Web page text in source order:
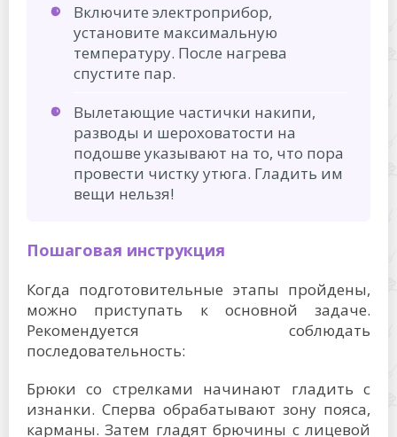
Включите электроприбор,
установите максимальную
температуру. После нагрева
спустите пар.
Вылетающие частички накипи,
разводы и шероховатости на
подошве указывают на то, что пора
провести чистку утюга. Гладить им
вещи нельзя!
Пошаговая инструкция
Когда подготовительные этапы пройдены,
можно приступать к основной задаче.
Рекомендуется соблюдать
последовательность:
Брюки со стрелками начинают гладить с
изнанки. Сперва обрабатывают зону пояса,
карманы. Затем гладят брючины с лицевой